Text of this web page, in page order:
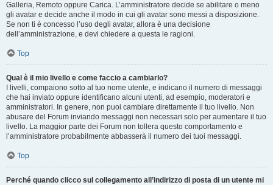
Galleria, Remoto oppure Carica. L’amministratore decide se abilitare o meno
gli avatar e decide anche il modo in cui gli avatar sono messi a disposizione.
Se non ti è concesso l’uso degli avatar, allora è una decisione
dell’amministrazione, e devi chiedere a questa le ragioni.
Top
Qual è il mio livello e come faccio a cambiarlo?
I livelli, compaiono sotto al tuo nome utente, e indicano il numero di messaggi
che hai inviato oppure identificano alcuni utenti, ad esempio, moderatori e
amministratori. In genere, non puoi cambiare direttamente il tuo livello. Non
abusare del Forum inviando messaggi non necessari solo per aumentare il tuo
livello. La maggior parte dei Forum non tollera questo comportamento e
l’amministratore probabilmente abbasserà il numero dei tuoi messaggi.
Top
Perché quando clicco sul collegamento all’indirizzo di posta di un utente mi